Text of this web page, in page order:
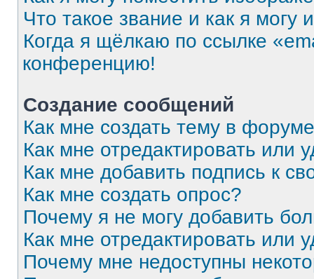
Что такое звание и как я могу
Когда я щёлкаю по ссылке
конференцию!
Создание сообщений
Как мне создать тему в
Как мне отредактировать или
Как мне добавить подпись к
Как мне создать опрос?
Почему я не могу добавить
Как мне отредактировать или
Почему мне недоступны